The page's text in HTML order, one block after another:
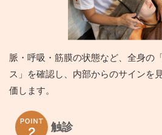
脈・呼吸・筋膜の状態など、全身の
ス」を確認し、内部からのサインを
価します。
触診